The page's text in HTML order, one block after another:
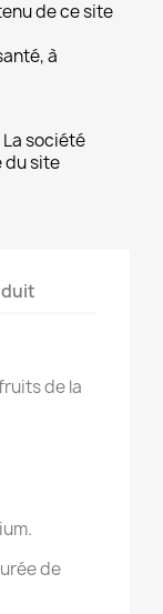
de ce site
à
La société
du site
de la
de